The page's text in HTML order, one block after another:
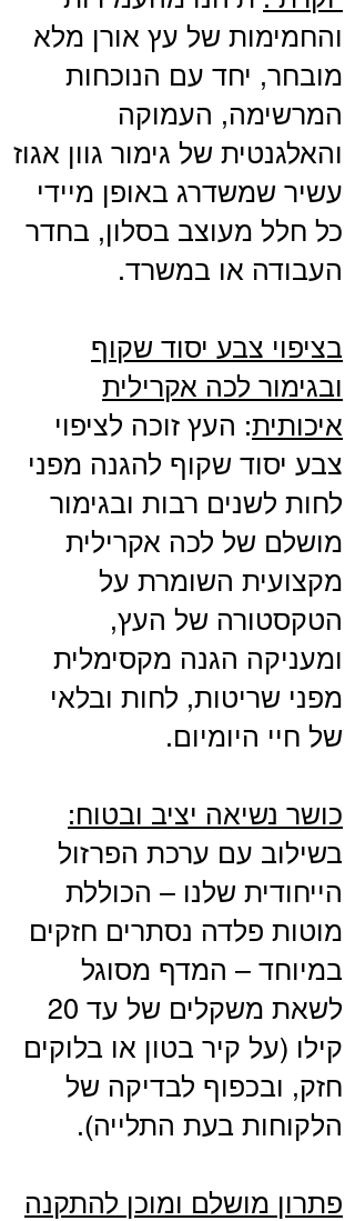
והחמימות של עץ אורן מלא
מובחר, יחד עם הנוכחות
המרשימה, העמוקה
והאלגנטית של גימור גוון אגוז
עשיר שמשדרג באופן מיידי
כל חלל מעוצב בסלון, בחדר
העבודה או במשרד.
בציפוי צבע יסוד שקוף
ובגימור לכה אקרילית
איכותית: העץ זוכה לציפוי
צבע יסוד שקוף להגנה מפני
לחות לשנים רבות ובגימור
מושלם של לכה אקרילית
מקצועית השומרת על
הטקסטורה של העץ,
ומעניקה הגנה מקסימלית
מפני שריטות, לחות ובלאי
של חיי היומיום.
כושר נשיאה יציב ובטוח:
בשילוב עם ערכת הפרזול
הייחודית שלנו – הכוללת
מוטות פלדה נסתרים חזקים
במיוחד – המדף מסוגל
לשאת משקלים של עד 20
קילו (על קיר בטון או בלוקים
חזק, ובכפוף לבדיקה של
הלקוחות בעת התלייה).
פתרון מושלם ומוכן להתקנה